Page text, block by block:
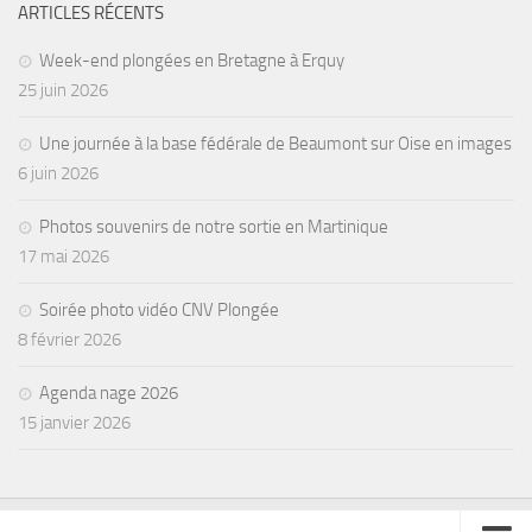
Les Palmes du Lac
MATERIEL
Occasions
ARTICLES RÉCENTS
Week-end plongées en Bretagne à Erquy
25 juin 2026
Une journée à la base fédérale de Beaumont sur Oise en images
6 juin 2026
Photos souvenirs de notre sortie en Martinique
17 mai 2026
Soirée photo vidéo CNV Plongée
8 février 2026
Agenda nage 2026
15 janvier 2026